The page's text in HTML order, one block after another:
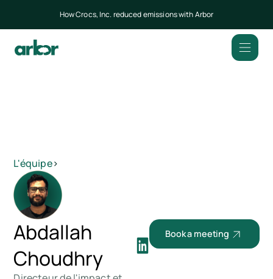
How Crocs, Inc. reduced emissions with Arbor
L'équipe>
Abdallah
Choudhry
Book a meeting